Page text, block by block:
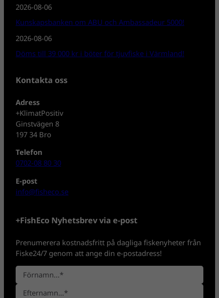
2026-08-06
Kunskapsbanken om ABU och Ambassadeur 5000!
2026-08-06
Döms till 39 000 kr i böter för tjuvfiske i Värmland!
Kontakta oss
Adress
+KlimatPositiv
Ginstvägen 8
197 34 Bro
Telefon
0702-08 80 30
E-post
info@fisheco.se
+FishEco Nyhetsbrev via e-post
Prenumerera kostnadsfritt på dagliga fiskenyheter från
Fiske24/7 genom att ange din e-postadress!
N
a
F